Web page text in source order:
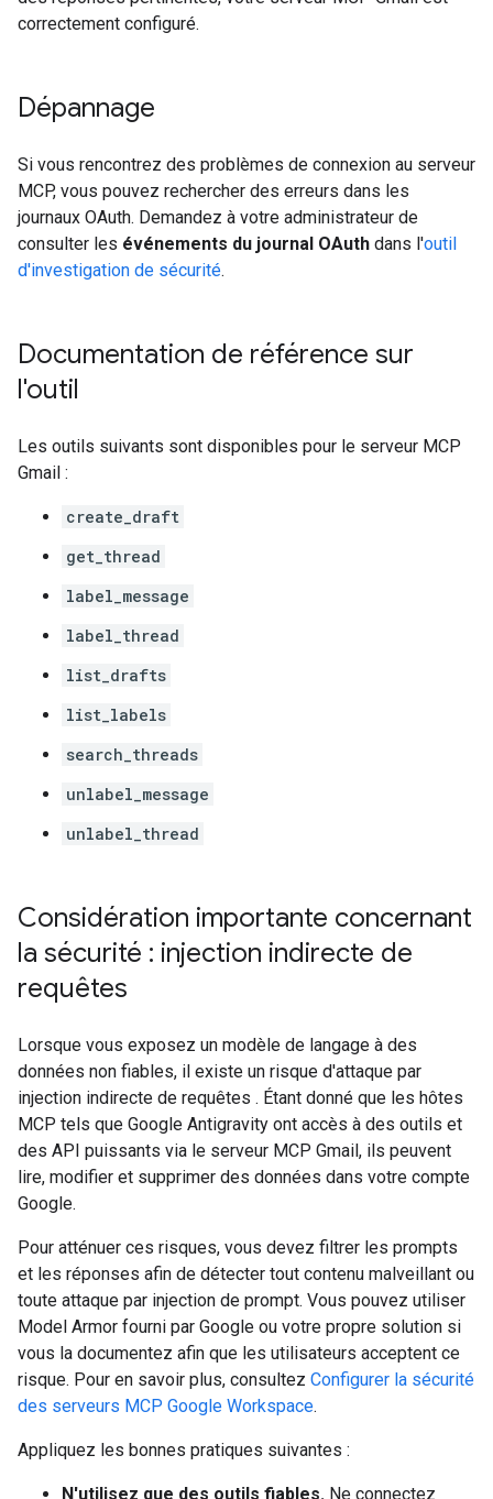
correctement configuré.
Dépannage
Si vous rencontrez des problèmes de connexion au serveur
MCP, vous pouvez rechercher des erreurs dans les
journaux OAuth. Demandez à votre administrateur de
consulter les événements du journal OAuth dans l'outil
d'investigation de sécurité.
Documentation de référence sur
l'outil
Les outils suivants sont disponibles pour le serveur MCP
Gmail :
create_draft
get_thread
label_message
label_thread
list_drafts
list_labels
search_threads
unlabel_message
unlabel_thread
Considération importante concernant
la sécurité : injection indirecte de
requêtes
Lorsque vous exposez un modèle de langage à des
données non fiables, il existe un risque d'attaque par
injection indirecte de requêtes . Étant donné que les hôtes
MCP tels que Google Antigravity ont accès à des outils et
des API puissants via le serveur MCP Gmail, ils peuvent
lire, modifier et supprimer des données dans votre compte
Google.
Pour atténuer ces risques, vous devez filtrer les prompts
et les réponses afin de détecter tout contenu malveillant ou
toute attaque par injection de prompt. Vous pouvez utiliser
Model Armor fourni par Google ou votre propre solution si
vous la documentez afin que les utilisateurs acceptent ce
risque. Pour en savoir plus, consultez Configurer la sécurité
des serveurs MCP Google Workspace.
Appliquez les bonnes pratiques suivantes :
N'utilisez que des outils fiables. Ne connectez